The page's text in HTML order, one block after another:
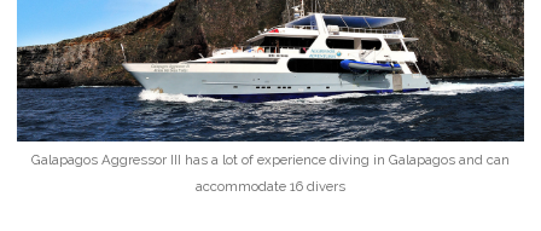
Galapagos Aggressor III has a lot of experience diving in Galapagos and can
accommodate 16 divers